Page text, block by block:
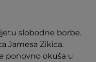
slobodne borbe.
Jamesa Zikica.
ponovno okuša u